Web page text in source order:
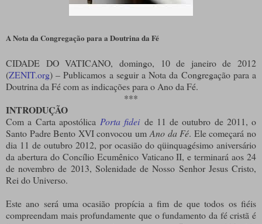
A Nota da Congregação para a Doutrina da Fé
CIDADE DO VATICANO, domingo, 10 de janeiro de 2012
(ZENIT.org) – Publicamos a seguir a Nota da Congregação para a
Doutrina da Fé com as indicações para o Ano da Fé.
***
INTRODUÇÃO
Com a Carta apostólica Porta fideide 11 de outubro de 2011, o
Santo Padre Bento XVI convocou umAno da Fé. Ele começará no
dia 11 de outubro 2012, por ocasião do qüinquagésimo aniversário
da abertura do Concílio Ecumênico Vaticano II, e terminará aos 24
de novembro de 2013, Solenidade de Nosso Senhor Jesus Cristo,
Rei do Universo.
Este ano será uma ocasião propícia a fim de que todos os fiéis
compreendam mais profundamente que o fundamento da fé cristã é